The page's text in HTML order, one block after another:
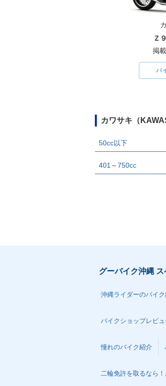
Ｚ
掲
バ
カワサキ（
50cc以下
401～750cc
グーバイク沖縄
沖縄ライダーのバイ
バイクショップレビ
憧れのバイク紹介
二輪免許を取るなら